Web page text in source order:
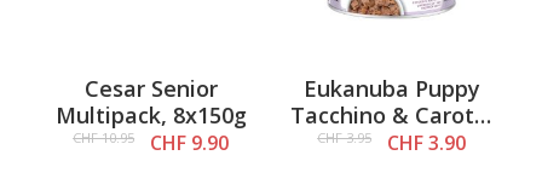
Cesar Senior
Multipack, 8x150g
CHF 10.95 CHF 9.90
Eukanuba Puppy
Tacchino & Carota,
400g
CHF 3.95 CHF 3.90